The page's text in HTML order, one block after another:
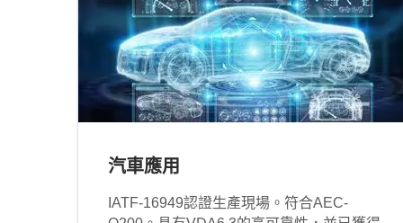
汽車應用
IATF‐16949認證生產現場。符合AEC-